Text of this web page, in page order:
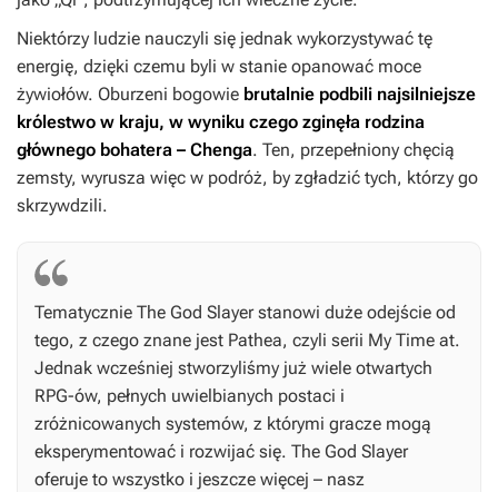
Niektórzy ludzie nauczyli się jednak wykorzystywać tę
energię, dzięki czemu byli w stanie opanować moce
żywiołów. Oburzeni bogowie brutalnie podbili najsilniejsze
królestwo w kraju, w wyniku czego zginęła rodzina
głównego bohatera – Chenga. Ten, przepełniony chęcią
zemsty, wyrusza więc w podróż, by zgładzić tych, którzy go
skrzywdzili.
Tematycznie The God Slayerstanowi duże odejście od
tego, z czego znane jest Pathea, czyli serii My Time at.
Jednak wcześniej stworzyliśmy już wiele otwartych
RPG-ów, pełnych uwielbianych postaci i
zróżnicowanych systemów, z którymi gracze mogą
eksperymentować i rozwijać się. The God Slayer
oferuje to wszystko i jeszcze więcej – nasz